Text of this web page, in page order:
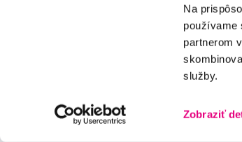
Na
používame
partnerom
služby.
Zobraziť
zpracováním